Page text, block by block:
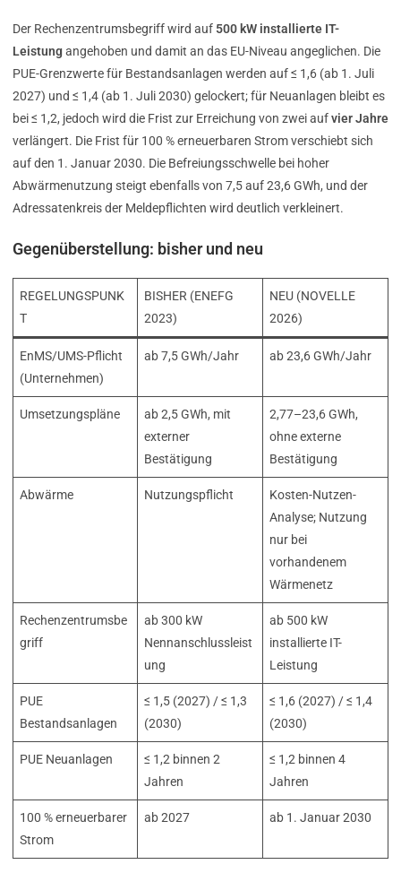
Der Rechenzentrumsbegriff wird auf 500 kW installierte IT-
Leistungangehoben und damit an das EU-Niveau angeglichen. Die
PUE-Grenzwerte für Bestandsanlagen werden auf ≤ 1,6 (ab 1. Juli
2027) und ≤ 1,4 (ab 1. Juli 2030) gelockert; für Neuanlagen bleibt es
bei ≤ 1,2, jedoch wird die Frist zur Erreichung von zwei aufvier Jahre
verlängert. Die Frist für 100 % erneuerbaren Strom verschiebt sich
auf den 1. Januar 2030. Die Befreiungsschwelle bei hoher
Abwärmenutzung steigt ebenfalls von 7,5 auf 23,6 GWh, und der
Adressatenkreis der Meldepflichten wird deutlich verkleinert.
Gegenüberstellung: bisher und neu
REGELUNGSPUNK
T
BISHER (ENEFG
2023)
NEU (NOVELLE
2026)
EnMS/UMS-Pflicht
(Unternehmen)
ab 7,5 GWh/Jahr ab 23,6 GWh/Jahr
Umsetzungspläne
ab 2,5 GWh, mit
externer
Bestätigung
2,77–23,6 GWh,
ohne externe
Bestätigung
Abwärme Nutzungspflicht
Kosten-Nutzen-
Analyse; Nutzung
nur bei
vorhandenem
Wärmenetz
Rechenzentrumsbe
griff
ab 300 kW
Nennanschlussleist
ung
ab 500 kW
installierte IT-
Leistung
PUE
Bestandsanlagen
≤ 1,5 (2027) / ≤ 1,3
(2030)
≤ 1,6 (2027) / ≤ 1,4
(2030)
PUE Neuanlagen
≤ 1,2 binnen 2
Jahren
≤ 1,2 binnen 4
Jahren
100 % erneuerbarer
Strom
ab 2027 ab 1. Januar 2030